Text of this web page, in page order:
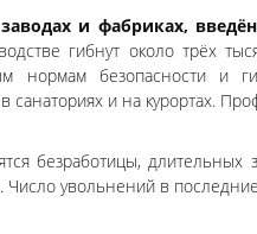
заводах и фабриках,
гибнут около трёх
нормам безопасности и
санаториях и на курортах.
безработицы,
увольнений в